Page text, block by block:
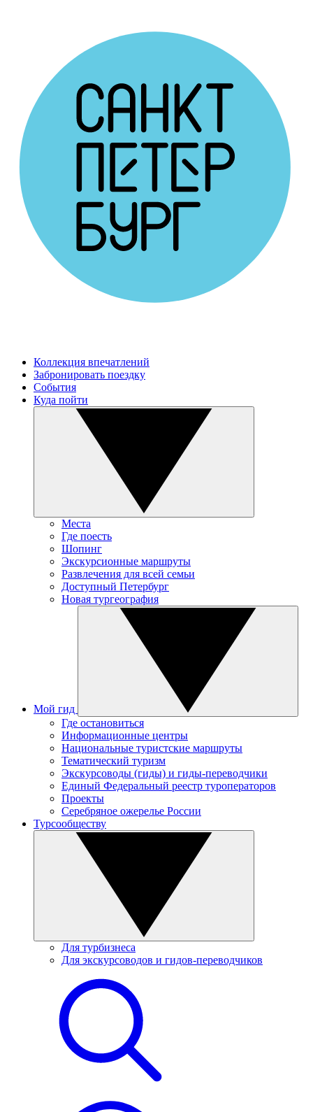
Коллекция впечатлений
Забронировать поездку
События
Куда пойти
Места
Где поесть
Шопинг
Экскурсионные маршруты
Развлечения для всей семьи
Доступный Петербург
Новая тургеография
Мой гид
Где остановиться
Информационные центры
Национальные туристские маршруты
Тематический туризм
Экскурсоводы (гиды) и гиды-переводчики
Единый Федеральный реестр туроператоров
Проекты
Серебряное ожерелье России
Турсообществу
Для турбизнеса
Для экскурсоводов и гидов-переводчиков